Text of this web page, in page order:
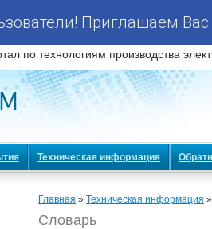
Приглашаем
по технологиям производства
Техническая информация
Главная » Техническая информация
Словарь